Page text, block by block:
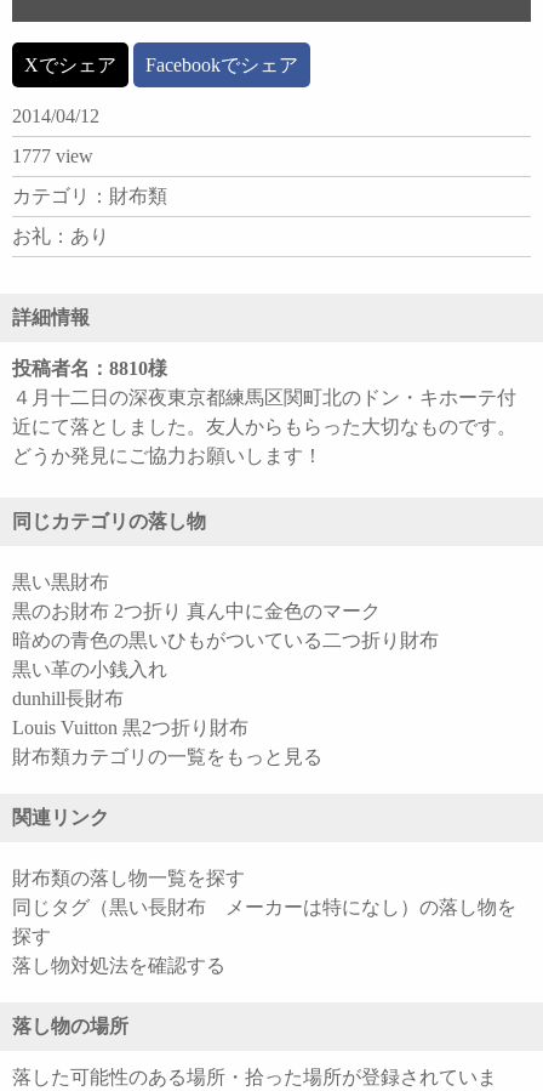
Xでシェア Facebookでシェア
2014/04/12
1777 view
カテゴリ：財布類
お礼：あり
詳細情報
投稿者名：8810様
４月十二日の深夜東京都練馬区関町北のドン・キホーテ付
近にて落としました。友人からもらった大切なものです。
どうか発見にご協力お願いします！
同じカテゴリの落し物
黒い黒財布
黒のお財布 2つ折り 真ん中に金色のマーク
暗めの青色の黒いひもがついている二つ折り財布
黒い革の小銭入れ
dunhill長財布
Louis Vuitton 黒2つ折り財布
財布類カテゴリの一覧をもっと見る
関連リンク
財布類の落し物一覧を探す
同じタグ（黒い長財布 メーカーは特になし）の落し物を
探す
落し物対処法を確認する
落し物の場所
落した可能性のある場所・拾った場所が登録されていま